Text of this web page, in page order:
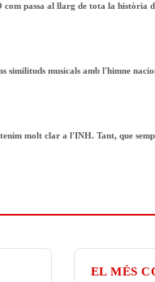
com passa al llarg de tota la història
similituds musicals amb l'himne
molt clar a l'INH. Tant, que
EL MÉS